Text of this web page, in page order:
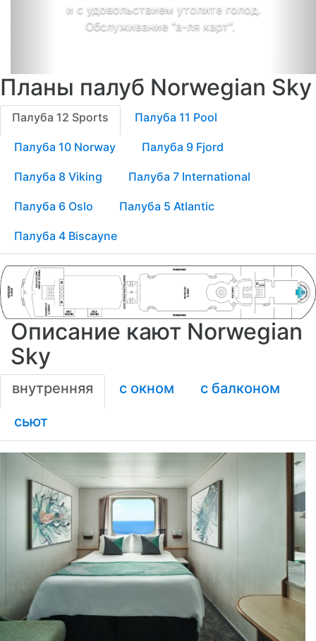
и с удовольствием утолите голод.
Обслуживание "а-ля карт".
Планы палуб Norwegian Sky
Палуба 12 Sports Палуба 11 Pool
Палуба 10 Norway Палуба 9 Fjord
Палуба 8 Viking Палуба 7 International
Палуба 6 Oslo Палуба 5 Atlantic
Палуба 4 Biscayne
Описание кают Norwegian
Sky
внутренняя с окном
с балконом
сьют